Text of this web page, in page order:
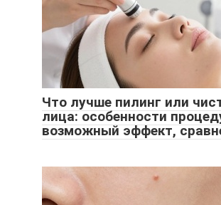
Что лучше пилинг или
лица: особенности
возможный эффект,